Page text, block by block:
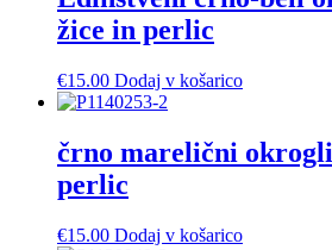
različic.
na
izdelka
žice in perlic
€15.00 Dodaj v košarico
črno marelični
perlic
€15.00 Dodaj v košarico